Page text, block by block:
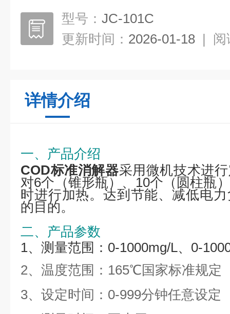
型号： JC-101C
更新时间： 2026-01-18 | 阅
详情介绍
一、产品介绍
COD标准消解器采用微机技术进
对6个（锥形瓶）、10个（ 圆柱瓶
时进行加热。达到节能、减低电
的目的。
二、产品参数
1、测量范围：0-1000mg/L、0-
2、温度范围：165℃国家标准规定
3、设定时间： 0-999分钟任意设定